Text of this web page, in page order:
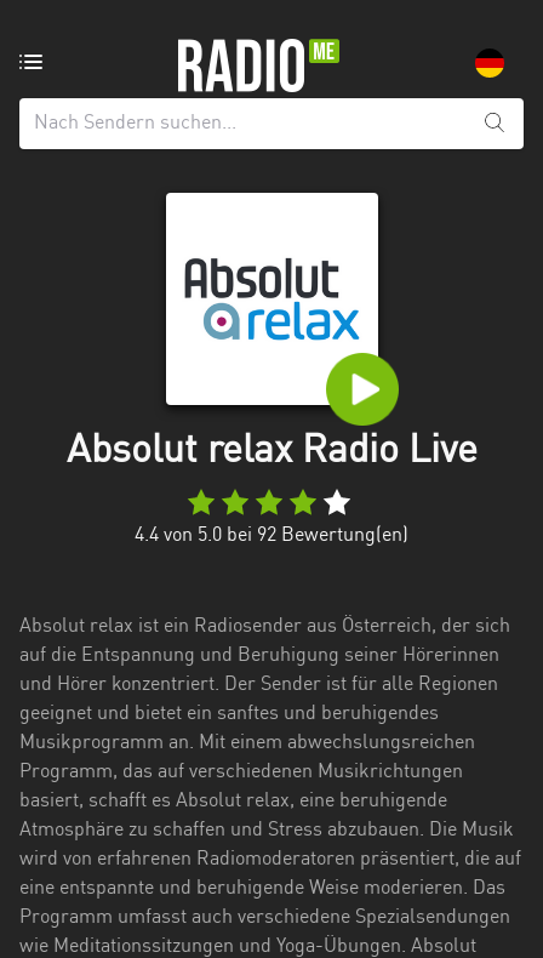
aus:
Alle
Bremen
Niedersachsen
Nordrhein-
Westfalen
Rheinland-
Pfalz
Saarland
Sachsen
Absolut relax Radio Live
4.4 von 5.0 bei 92 Bewertung(en)
Absolut relax ist ein Radiosender aus Österreich, der sich
auf die Entspannung und Beruhigung seiner Hörerinnen
und Hörer konzentriert. Der Sender ist für alle Regionen
geeignet und bietet ein sanftes und beruhigendes
Musikprogramm an. Mit einem abwechslungsreichen
Programm, das auf verschiedenen Musikrichtungen
basiert, schafft es Absolut relax, eine beruhigende
Atmosphäre zu schaffen und Stress abzubauen. Die Musik
wird von erfahrenen Radiomoderatoren präsentiert, die auf
eine entspannte und beruhigende Weise moderieren. Das
Programm umfasst auch verschiedene Spezialsendungen
wie Meditationssitzungen und Yoga-Übungen. Absolut